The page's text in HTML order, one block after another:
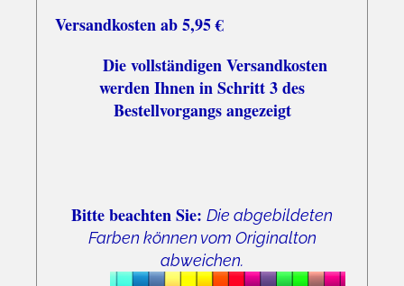
Versandkosten ab 5,95 €
Die vollständigen Versandkosten
werden Ihnen in Schritt 3 des
Bestellvorgangs angezeigt
Bitte beachten Sie: Die abgebildeten
Farben können vom Originalton
abweichen.